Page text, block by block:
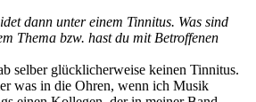
dann unter einem Tinnitus. Was sind
Thema bzw. hast du mit Betroffenen
selber glücklicherweise keinen Tinnitus.
was in die Ohren, wenn ich Musik